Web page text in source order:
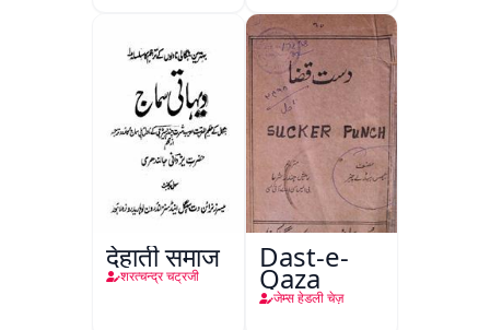
देहाती समाज
शरत्चन्द्र चट्रजी
Dast-e-
Qaza
जेम्स हेडली चेज़